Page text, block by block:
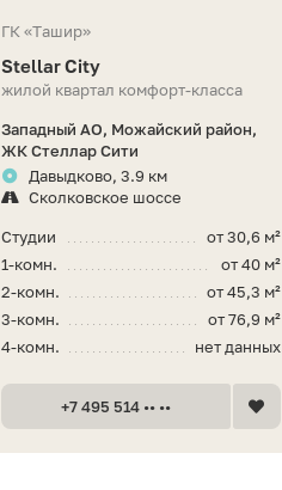
ГК «Ташир»
Stellar City
жилой квартал комфорт-класса
Западный АО, Можайский район,
ЖК Стеллар Сити
Давыдково, 3.9 км
Сколковское шоссе
от 30,6 м²
Студии
от 40 м²
1-комн.
от 45,3 м²
2-комн.
от 76,9 м²
3-комн.
нет данных
4-комн.
+7 495 514 •• ••